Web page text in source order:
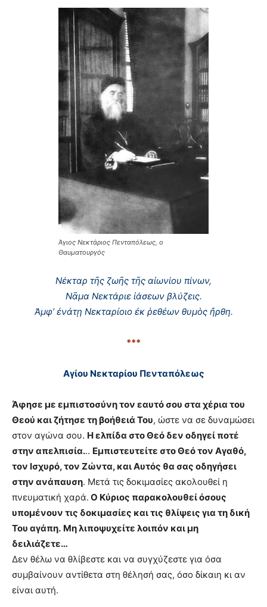
Άγιος Νεκτάριος Πενταπόλεως, ο
Θαυματουργός
Νέκταρ τῆς ζωῆς τῆς αἰωνίου πίνων,
Νᾶμα Νεκτάριε ἰάσεων βλύζεις.
Ἀμφ’ ἐνάτῃ Νεκταρίοιο ἐκ ῥεθέων θυμὸς ἤρθη.
***
Αγίου Νεκταρίου Πενταπόλεως
Άφησε με εμπιστοσύνη τον εαυτό σου στα χέρια του
Θεού και ζήτησε τη βοήθειά Του, ώστε να σε δυναμώσει
στον αγώνα σου. Η ελπίδα στο Θεό δεν οδηγεί ποτέ
στην απελπισία... Εμπιστευτείτε στο Θεό τον Αγαθό,
τον Ισχυρό, τον Ζώντα, και Αυτός θα σας οδηγήσει
στην ανάπαυση. Μετά τις δοκιμασίες ακολουθεί η
πνευματική χαρά. Ο Κύριος παρακολουθεί όσους
υπομένουν τις δοκιμασίες και τις θλίψεις για τη δική
Του αγάπη. Μη λιποψυχείτε λοιπόν και μη
δειλιάζετε…
Δεν θέλω να θλίβεστε και να συγχύζεστε για όσα
συμβαίνουν αντίθετα στη θέλησή σας, όσο δίκαιη κι αν
είναι αυτή.